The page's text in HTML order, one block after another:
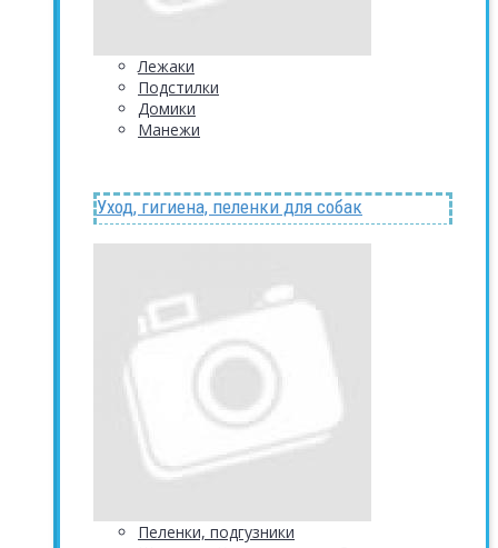
Лежаки
Подстилки
Домики
Манежи
Уход, гигиена, пеленки для собак
Пеленки, подгузники